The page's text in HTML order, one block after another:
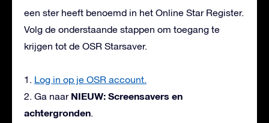
een ster heeft benoemd in het Online Star Register.
Volg de onderstaande stappen om toegang te
krijgen tot de OSR Starsaver.
1. Log in op je OSR account.
2. Ga naar NIEUW: Screensavers en
achtergronden